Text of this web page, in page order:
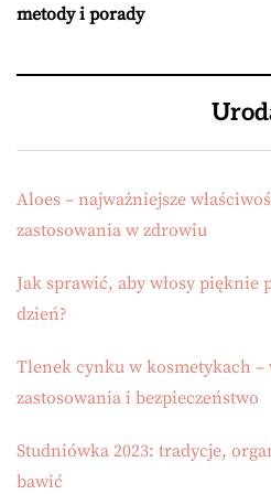
metody i porady
Aloes – najważniejsze
zastosowania w zdrowiu
Jak sprawić, aby włosy pięknie
dzień?
Tlenek cynku w kosmetykach –
zastosowania i bezpieczeństwo
Studniówka 2023: tradycje,
bawić